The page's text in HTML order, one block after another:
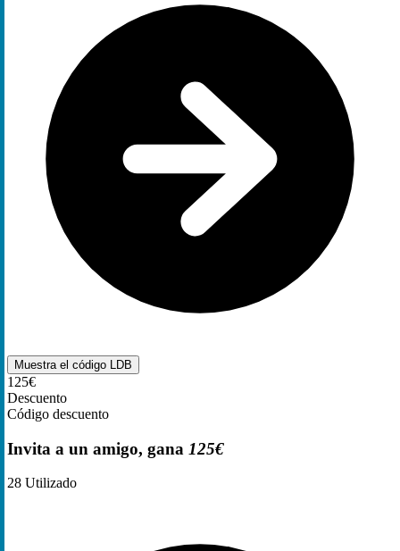
Muestra el código LDB
125€
Descuento
Código descuento
Invita a un amigo, gana 125€
28 Utilizado